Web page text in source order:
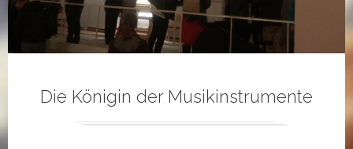
Die Königin der Musikinstrumente